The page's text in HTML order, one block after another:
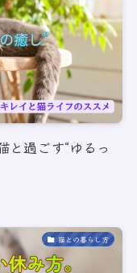
と過ごす“ゆるっ
猫との暮らし方